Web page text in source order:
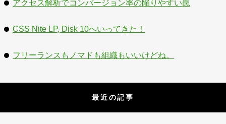
アクセス解析でコンバージョン率の陥りやすい罠
CSS Nite LP, Disk 10へいってきた！
フリーランスもノマドも組織もいいけどね。
最近の記事